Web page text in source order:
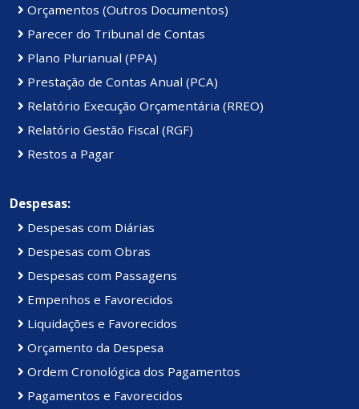
Orçamentos (Outros Documentos)
Parecer do Tribunal de Contas
Plano Plurianual (PPA)
Prestação de Contas Anual (PCA)
Relatório Execução Orçamentária (RREO)
Relatório Gestão Fiscal (RGF)
Restos a Pagar
Despesas:
Despesas com Diárias
Despesas com Obras
Despesas com Passagens
Empenhos e Favorecidos
Liquidações e Favorecidos
Orçamento da Despesa
Ordem Cronológica dos Pagamentos
Pagamentos e Favorecidos